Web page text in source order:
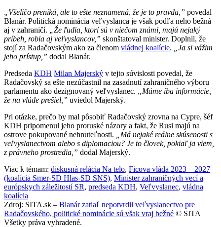
„Všeličo preniká, ale to ešte neznamená, že je to pravda,” povedal
Blanár. Politická nominácia veľvyslanca je však podľa neho bežná
aj v zahraničí. „Že ľudia, ktorí sú v niečom známi, majú nejaký
príbeh, robia aj veľvyslancov,” skonštatoval minister. Doplnil, že
stojí za Radačovským ako za členom vládnej koalície.
„Ja si vážim
jeho prístup,” dodal Blanár.
Predseda KDH Milan Majerský v tejto súvislosti povedal, že
Radačovský sa ešte nezúčastnil na zasadnutí zahraničného výboru
parlamentu ako dezignovaný veľvyslanec.
„Máme iba informácie,
že na vláde prešiel,” uviedol Majerský.
Pri otázke, prečo by mal pôsobiť Radačovský zrovna na Cypre, šéf
KDH pripomenul jeho proruské názory a fakt, že Rusi majú na
ostrove pokupované nehnuteľnosti. „Má nejaké reálne skúsenosti s
veľvyslanectvom alebo s diplomaciou? Je to človek, pokiaľ ja viem,
z právneho prostredia,” dodal Majerský.
Viac k témam: diskusná relácia Na telo, Ficova vláda 2023 – 2027
(koalícia Smer-SD Hlas-SD SNS), Minister zahraničných vecí a
európskych záležitostí SR, predseda KDH, Veľvyslanec, vládna
koalícia
Zdroj: SITA.sk – Blanár zatiaľ nepotvrdil veľvyslanectvo pre
Radačovského, politické nominácie sú však vraj bežné © SITA
Všetky práva vyhradené.